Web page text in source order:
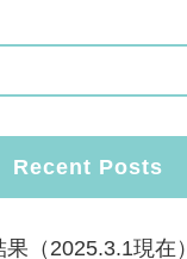
Recent Posts
（2025.3.1現在）